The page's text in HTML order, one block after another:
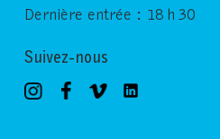
Dernière entrée : 18 h 30
Suivez-nous